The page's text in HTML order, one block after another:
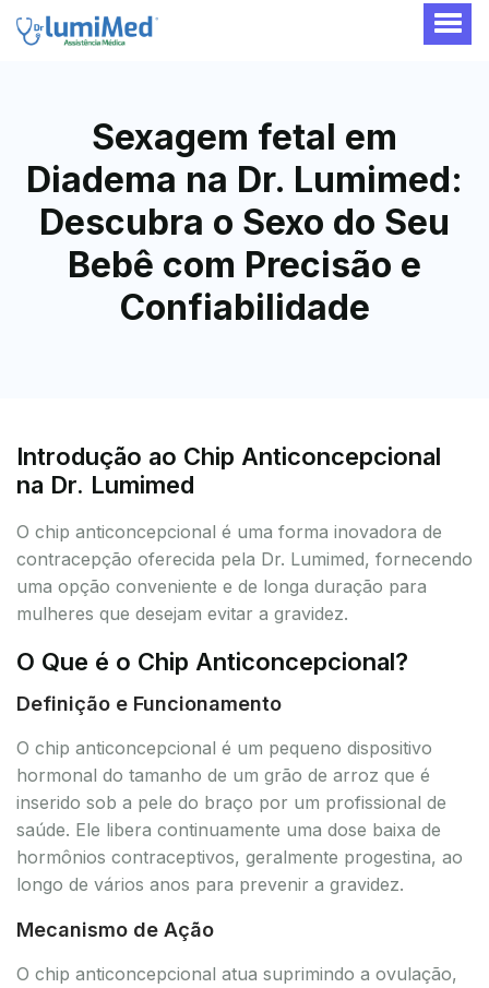
Sexagem fetal em
Diadema na Dr. Lumimed:
Descubra o Sexo do Seu
Bebê com Precisão e
Confiabilidade
Introdução ao Chip Anticoncepcional
na Dr. Lumimed
O chip anticoncepcional é uma forma inovadora de
contracepção oferecida pela Dr. Lumimed, fornecendo
uma opção conveniente e de longa duração para
mulheres que desejam evitar a gravidez.
O Que é o Chip Anticoncepcional?
Definição e Funcionamento
O chip anticoncepcional é um pequeno dispositivo
hormonal do tamanho de um grão de arroz que é
inserido sob a pele do braço por um profissional de
saúde. Ele libera continuamente uma dose baixa de
hormônios contraceptivos, geralmente progestina, ao
longo de vários anos para prevenir a gravidez.
Mecanismo de Ação
O chip anticoncepcional atua suprimindo a ovulação,